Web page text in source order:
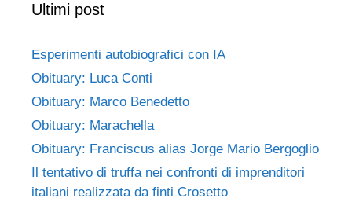
Ultimi post
Esperimenti autobiografici con IA
Obituary: Luca Conti
Obituary: Marco Benedetto
Obituary: Marachella
Obituary: Franciscus alias Jorge Mario Bergoglio
Il tentativo di truffa nei confronti di imprenditori
italiani realizzata da finti Crosetto